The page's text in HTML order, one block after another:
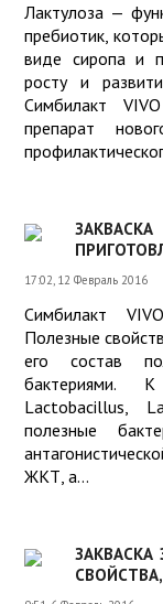
Лактулоза —
пребиотик,
виде сиропа и
росту и
Симбилакт
препарат
17:02, 12 Февраль 2016
Симбилакт
Полезные
его состав
бактериями.
Lactobacillus,
полезные
ЖКТ, а...